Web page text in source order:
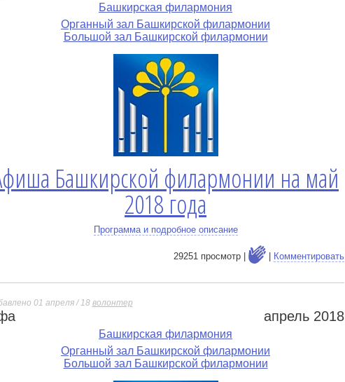
Башкирская филармония
Органный зал Башкирской филармонии
Большой зал Башкирской филармонии
Башкирской филармонии на май
2018 года
Программа и подробное описание
29251 просмотр | Комментировать
01 апреля / 18 волонтер
апрель 2018
Башкирская филармония
Органный зал Башкирской филармонии
Большой зал Башкирской филармонии